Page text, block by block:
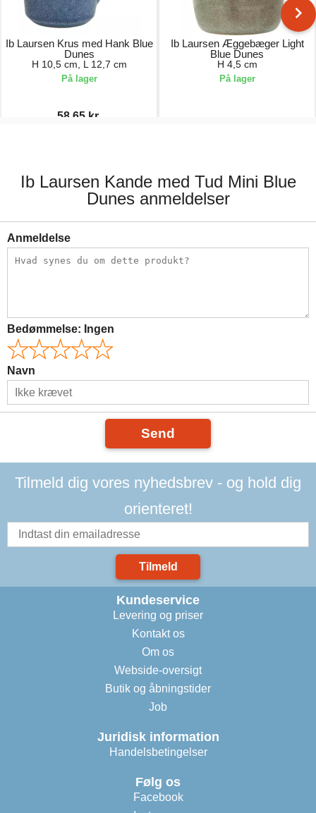
Ib Laursen Krus med Hank Blue
Dunes
H 10,5 cm, L 12,7 cm
På lager
58,65 kr.
Ib Laursen Æggebæger Light
Blue Dunes
H 4,5 cm
På lager
Ib Laursen Kande med Tud Mini Blue
Dunes anmeldelser
Anmeldelse
Bedømmelse: Ingen
Navn
Send
Tilmeld dig vores nyhedsbrev - og hold dig
orienteret!
Tilmeld
Kundeservice
Levering og priser
Kontakt os
Om os
Webside-oversigt
Butik og åbningstider
Job
Juridisk information
Handelsbetingelser
Følg os
Facebook